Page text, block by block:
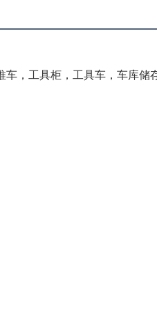
，工具柜，工具车，车库储